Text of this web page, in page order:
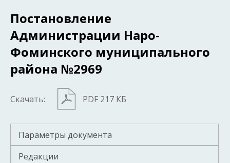
Постановление
Администрации Наро-
Фоминского муниципального
района №2969
Скачать: PDF 217 КБ
Параметры документа
Редакции